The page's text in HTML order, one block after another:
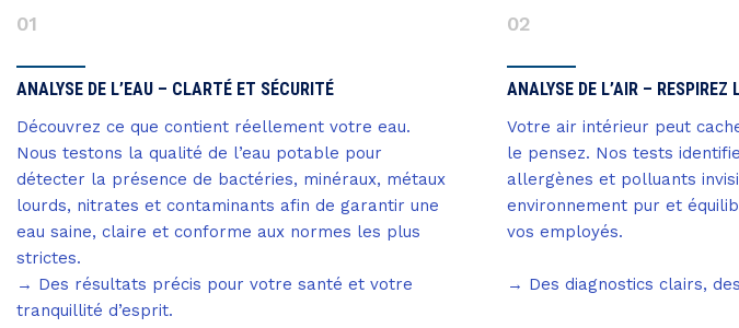
01
ANALYSE DE L’EAU – CLARTÉ ET SÉCURITÉ
Découvrez ce que contient réellement votre eau.
Nous testons la qualité de l’eau potable pour
détecter la présence de bactéries, minéraux, métaux
lourds, nitrates et contaminants afin de garantir une
eau saine, claire et conforme aux normes les plus
strictes.
→ Des résultats précis pour votre santé et votre
tranquillité d’esprit.
02
ANALYSE DE L’AIR – RESPIREZ
Votre air intérieur peut
le pensez. Nos tests
allergènes et polluants
environnement pur et
vos employés.
→ Des diagnostics clairs,